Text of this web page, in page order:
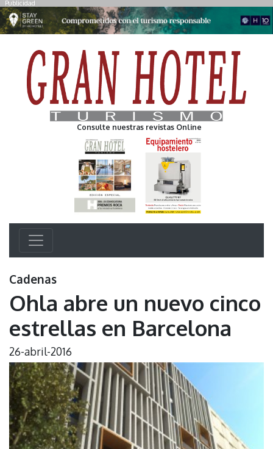
Publicidad
Consulte nuestras revistas Online
Cadenas
Ohla abre un nuevo cinco
estrellas en Barcelona
26-abril-2016